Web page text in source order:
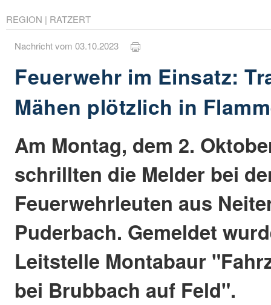
REGION | RATZERT
Nachricht vom 03.10.2023
Feuerwehr im Einsatz:
Mähen plötzlich in
Am Montag, dem 2.
schrillten die Melder bei
Feuerwehrleuten aus
Puderbach. Gemeldet
Leitstelle Montabaur
bei Brubbach auf Feld".